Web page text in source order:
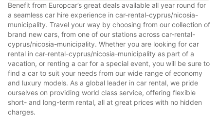
Benefit from Europcar’s great deals available all year round for
a seamless car hire experience in car-rental-cyprus/nicosia-
municipality. Travel your way by choosing from our collection of
brand new cars, from one of our stations across car-rental-
cyprus/nicosia-municipality. Whether you are looking for car
rental in car-rental-cyprus/nicosia-municipality as part of a
vacation, or renting a car for a special event, you will be sure to
find a car to suit your needs from our wide range of economy
and luxury models. As a global leader in car rental, we pride
ourselves on providing world class service, offering flexible
short- and long-term rental, all at great prices with no hidden
charges.